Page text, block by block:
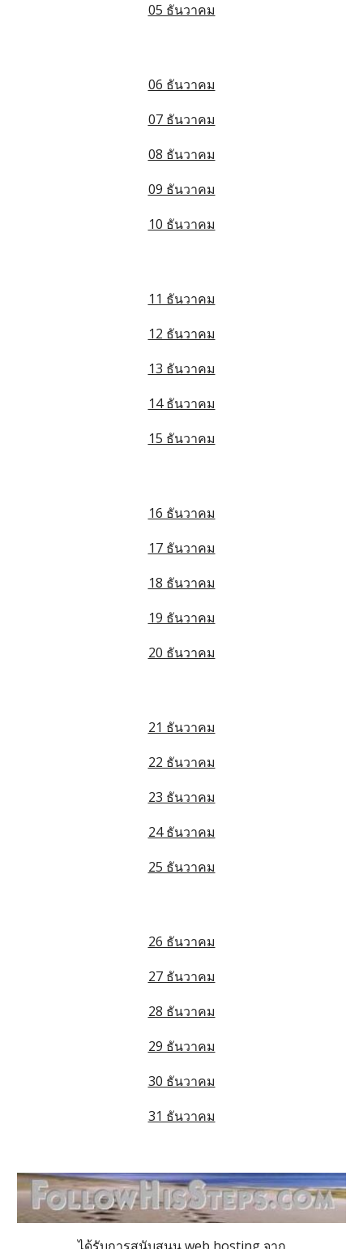
05 ธันวาคม
06 ธันวาคม
07 ธันวาคม
08 ธันวาคม
09 ธันวาคม
10 ธันวาคม
11 ธันวาคม
12 ธันวาคม
13 ธันวาคม
14 ธันวาคม
15 ธันวาคม
16 ธันวาคม
17 ธันวาคม
18 ธันวาคม
19 ธันวาคม
20 ธันวาคม
21 ธันวาคม
22 ธันวาคม
23 ธันวาคม
24 ธันวาคม
25 ธันวาคม
26 ธันวาคม
27 ธันวาคม
28 ธันวาคม
29 ธันวาคม
30 ธันวาคม
31 ธันวาคม